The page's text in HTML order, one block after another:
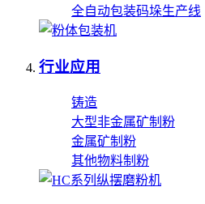
全自动包装码垛生产线
行业应用
铸造
大型非金属矿制粉
金属矿制粉
其他物料制粉